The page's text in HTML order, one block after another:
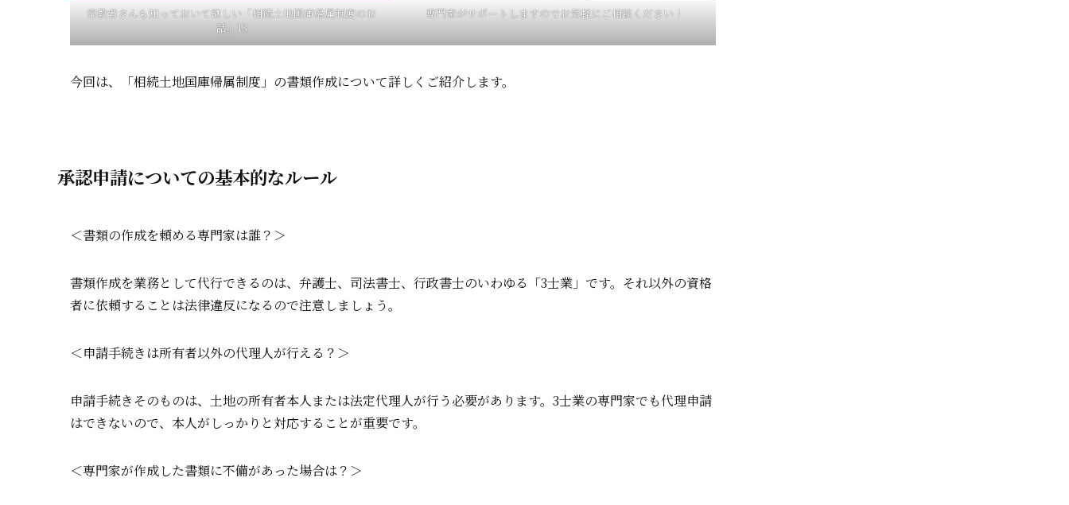
宗教者さんも知っておいて欲しい「相続土地国庫帰属制度のお
話」13
専門家がサポートしますのでお気軽にご相談ください！
今回は、「相続土地国庫帰属制度」の書類作成について詳しくご紹介します。
承認申請についての基本的なルール
＜書類の作成を頼める専門家は誰？＞
書類作成を業務として代行できるのは、弁護士、司法書士、行政書士のいわゆる「3士業」です。それ以外の資格
者に依頼することは法律違反になるので注意しましょう。
＜申請手続きは所有者以外の代理人が行える？＞
申請手続きそのものは、土地の所有者本人または法定代理人が行う必要があります。3士業の専門家でも代理申請
はできないので、本人がしっかりと対応することが重要です。
＜専門家が作成した書類に不備があった場合は？＞